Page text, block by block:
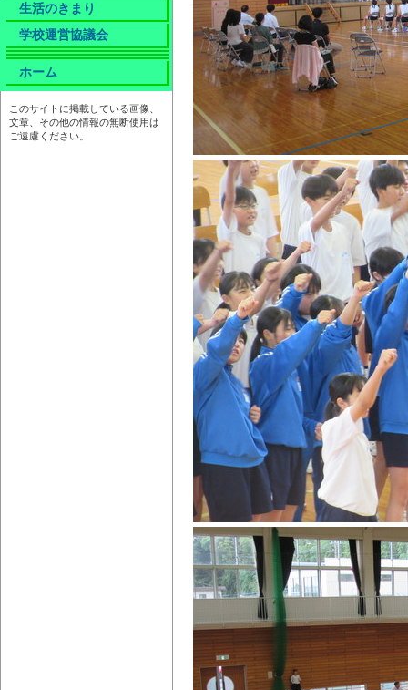
生活のきまり
学校運営協議会
ホーム
このサイトに掲載している画像、
文章、その他の情報の無断使用は
ご遠慮ください。